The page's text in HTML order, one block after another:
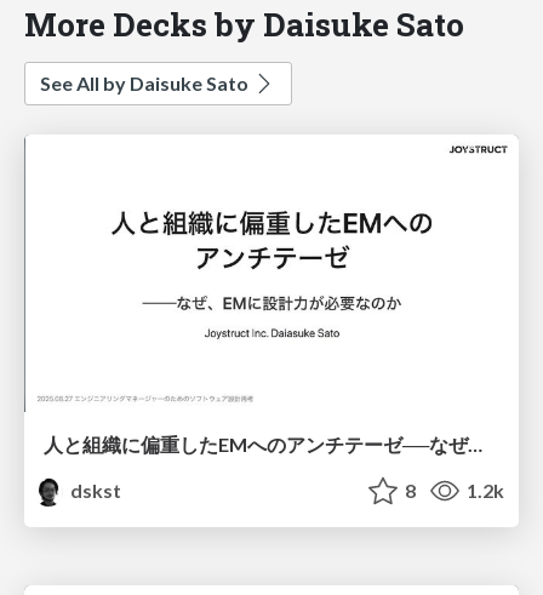
More Decks by Daisuke Sato
See All by Daisuke Sato
人と組織に偏重したEMへのアンチテーゼ──なぜ、EMに設計力が必要なのか/An antithesis to the overemphasis of people and organizations in EM
dskst
8 1.2k